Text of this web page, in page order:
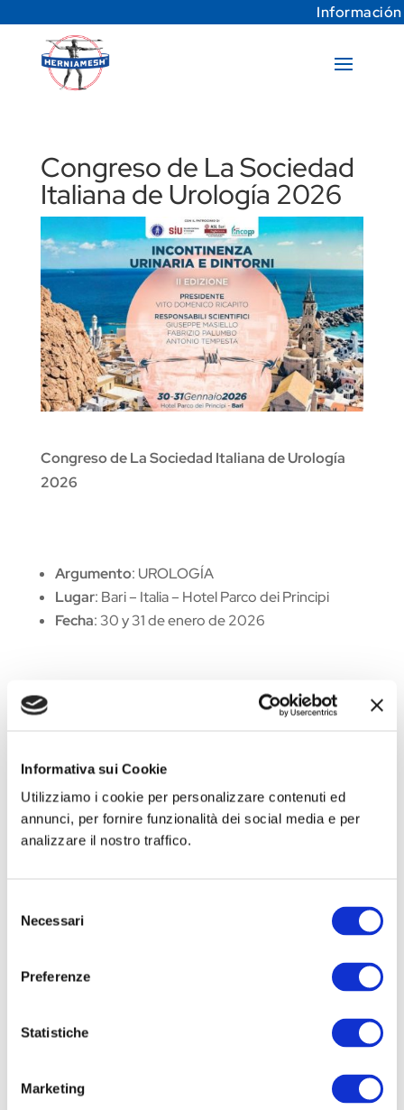
Informativa sui Cookie
Utilizziamo i cookie per personalizzare contenuti ed
annunci, per fornire funzionalità dei social media e per
analizzare il nostro traffico.
delNecessari
Preferenze
Statistiche
Marketing
Información
Congreso de La Sociedad
Italiana de Urología 2026
Congreso de La Sociedad Italiana de Urología
2026
Argumento: UROLOGÍA
Lugar: Bari – Italia – Hotel Parco dei Principi
Fecha: 30 y 31 de enero de 2026
Congreso de La Sociedad Italiana de Urología
Feria Comercial WHX Dubái 2026
– PASO I